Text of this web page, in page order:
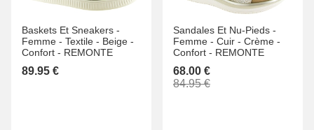
Baskets Et Sneakers -
Femme - Textile - Beige -
Confort - REMONTE
89.95 €
Sandales Et Nu-Pieds -
Femme - Cuir - Crème -
Confort - REMONTE
68.00 €
84.95 €